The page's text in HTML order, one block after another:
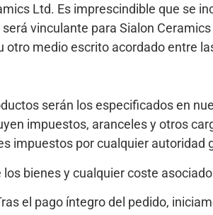
Ltd. Es imprescindible que se
vinculante para Sialon
otro medio escrito acordado entre
serán los especificados en
impuestos, aranceles y otros
impuestos por cualquier autoridad
los bienes y cualquier coste
el pago íntegro del pedido,